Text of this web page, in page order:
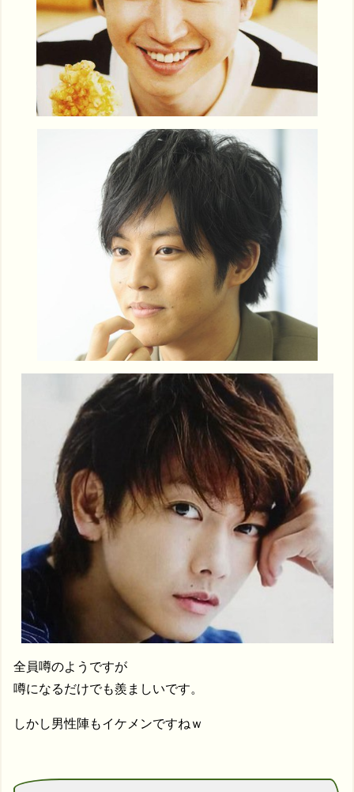
全員噂のようですが
噂になるだけでも羨ましいです。
しかし男性陣もイケメンですねｗ